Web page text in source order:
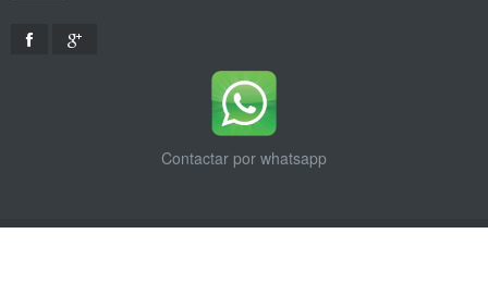
Contactar por whatsapp